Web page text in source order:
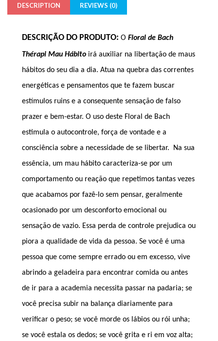
DESCRIPTION REVIEWS (0)
DESCRIÇÃO DO PRODUTO: O Floral de Bach
Thérapi Mau Hábito irá auxiliar na libertação de maus
hábitos do seu dia a dia. Atua na quebra das correntes
energéticas e pensamentos que te fazem buscar
estímulos ruins e a consequente sensação de falso
prazer e bem-estar. O uso deste Floral de Bach
estimula o autocontrole, força de vontade e a
consciência sobre a necessidade de se libertar. Na sua
essência, um mau hábito caracteriza-se por um
comportamento ou reação que repetimos tantas vezes
que acabamos por fazê-lo sem pensar, geralmente
ocasionado por um desconforto emocional ou
sensação de vazio. Essa perda de controle prejudica ou
piora a qualidade de vida da pessoa. Se você é uma
pessoa que come sempre errado ou em excesso, vive
abrindo a geladeira para encontrar comida ou antes
de ir para a academia necessita passar na padaria; se
você precisa subir na balança diariamente para
verificar o peso; se você morde os lábios ou rói unha;
se você estala os dedos; se você grita e ri em voz alta;